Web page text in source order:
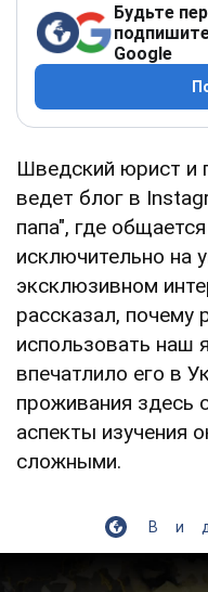
Будьте
Google
Шведский юрист и
ведет блог в
папа", где
исключительно на
эксклюзивном
рассказал, почему
использовать наш
впечатлило его в
проживания здесь
аспекты изучения
сложными.